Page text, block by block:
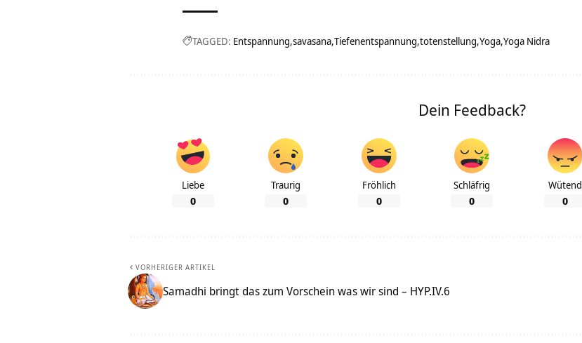
TAGGED: Entspannung savasana Tiefenentspannung totenstellung Yoga Yoga Nidra
Dein Feedback?
Liebe
0
Traurig
0
Fröhlich
0
Schläfrig
0
Wütend
0
VORHERIGER ARTIKEL
Samadhi bringt das zum Vorschein was wir sind – HYP.IV.6